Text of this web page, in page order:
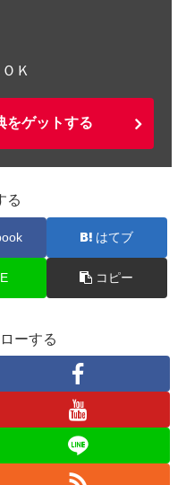
Ｋ
をゲットする
る
はてブ
コピー
ーする